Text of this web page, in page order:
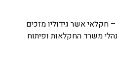
חקלאי אשר גידוליו מזכים
משרד החקלאות ופיתוח